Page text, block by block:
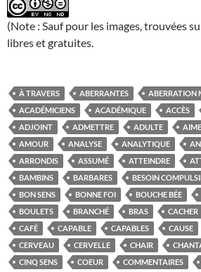
(Note : Sauf pour les images, trouvées
libres et gratuites.
À TRAVERS ABERRANTES
ABERRATION
ACADÉMICIENS
ACADÉMIQUE ACCÈS
ADJOINT
ADMETTRE ADULTE AIME
AMOUR
ANALYSE ANALYTIQUE
ARRONDIS
ASSUMÉ ATTEINDRE
BAMBINS
BARBARES BESOIN
BON SENS
BONNE FOI BOUCHE BÉE
BOULETS
BRANCHÉ BRAS CACHER
CAFÉ
CAPABLE CAPABLES CAUSE
CERVEAU
CERVELLE CHAIR
CINQ SENS
COEUR COMMENTAIRES